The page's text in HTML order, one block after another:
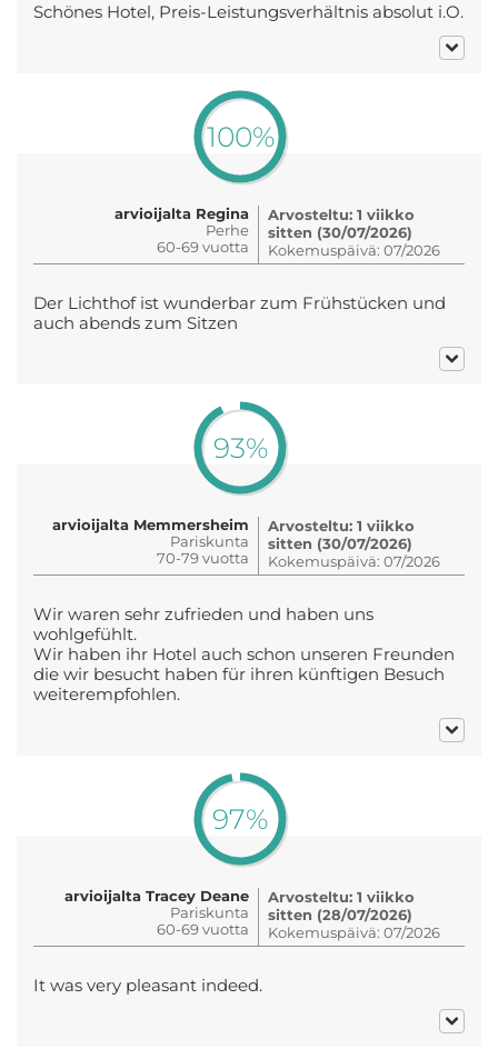
Schönes Hotel, Preis-Leistungsverhältnis absolut i.O.
100%
arvioijalta Regina
Perhe
60-69 vuotta
Arvosteltu: 1 viikko
sitten (30/07/2026)
Kokemuspäivä: 07/2026
Der Lichthof ist wunderbar zum Frühstücken und
auch abends zum Sitzen
93%
arvioijalta Memmersheim
Pariskunta
70-79 vuotta
Arvosteltu: 1 viikko
sitten (30/07/2026)
Kokemuspäivä: 07/2026
Wir waren sehr zufrieden und haben uns
wohlgefühlt.
Wir haben ihr Hotel auch schon unseren Freunden
die wir besucht haben für ihren künftigen Besuch
weiterempfohlen.
97%
arvioijalta Tracey Deane
Pariskunta
60-69 vuotta
Arvosteltu: 1 viikko
sitten (28/07/2026)
Kokemuspäivä: 07/2026
It was very pleasant indeed.